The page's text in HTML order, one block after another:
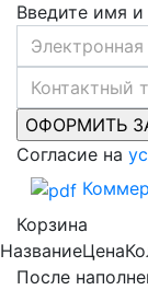
Введите имя
Согласие на
Корзина
НазваниеЦена
После